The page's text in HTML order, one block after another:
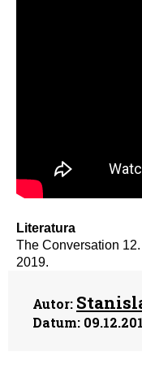
Literatura
The Conversation
2019.
Autor:
Datum: